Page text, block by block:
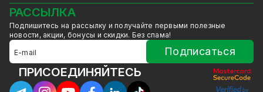
Мерч от GreenVision
Товары для дома
Товары снятые с производства
РАССЫЛКА
Подпишитесь на рассылку и получайте первыми полезные
новости, акции, бонусы и скидки. Без спама!
Подписаться
ПРИСОЕДИНЯЙТЕСЬ